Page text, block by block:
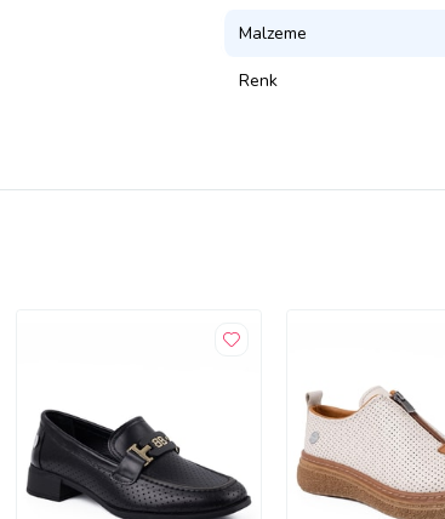
Malzeme
Renk